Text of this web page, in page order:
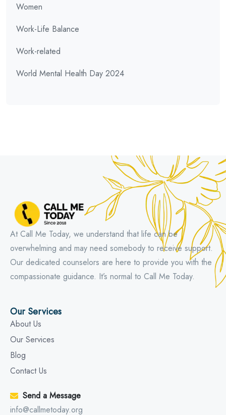
Women
Work-Life Balance
Work-related
World Mental Health Day 2024
At Call Me Today, we understand that life can be
overwhelming and may need somebody to receive support.
Our dedicated counselors are here to provide you with the
compassionate guidance. It’s normal to Call Me Today.
Our Services
About Us
Our Services
Blog
Contact Us
Send a Message
info@callmetoday.org